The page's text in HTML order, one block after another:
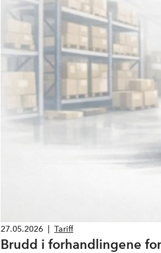
27.05.2026 Tariff
Brudd i forhandlingene